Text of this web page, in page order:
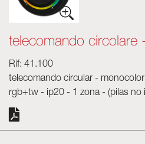
telecomando circolare
Rif: 41.100
telecomando circular -
rgb+tw - ip20 - 1 zona - (pilas no